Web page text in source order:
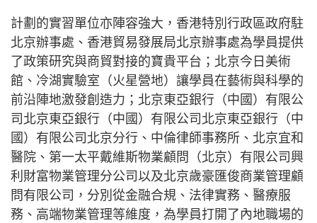
計劃的實習單位亦陣容強大，香港特別行政區政府駐
北京辦事處、香港貿易發展局北京辦事處為學員提供
了政策研究與商貿對接的寶貴平台；北京今日美術
館、冷湖實驗室（火星營地）讓學員在藝術與科學的
前沿陣地激發創造力；北京東亞銀行（中國）有限公
司北京東亞銀行（中國）有限公司北京東亞銀行（中
國）有限公司北京分行、中倫律師事務所、北京宜和
醫院、第一太平戴維斯物業顧問（北京）有限公司興
利財富物業管理分公司以及北京歲豪匯俊商業管理顧
問有限公司，分別從金融合規、法律實務、醫療服
務、高端物業管理等維度，為學員打開了內地職場的